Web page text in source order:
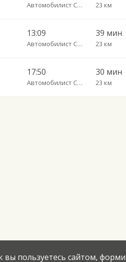
Автомобилист СТД 23 км
13:09
Автомобилист СТД
39 мин
23 км
17:50
Автомобилист СТД
30 мин
23 км
пользуетесь сайтом,